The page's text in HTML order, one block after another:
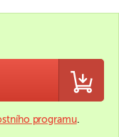
programu.